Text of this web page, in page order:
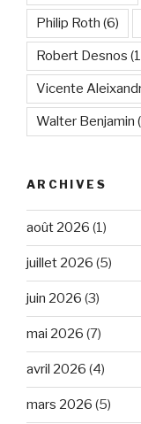
Philip Roth (6)
Robert Desnos
Vicente
Walter Benjamin
ARCHIVES
août 2026 (1)
juillet 2026 (5)
juin 2026 (3)
mai 2026 (7)
avril 2026 (4)
mars 2026 (5)